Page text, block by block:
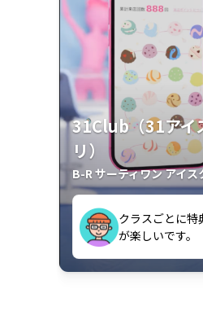
31Club（31アイ
リ）
B-R サーティワン アイ
使いやすくて、
されるのでよく
クラスごとに特
が楽しいです。